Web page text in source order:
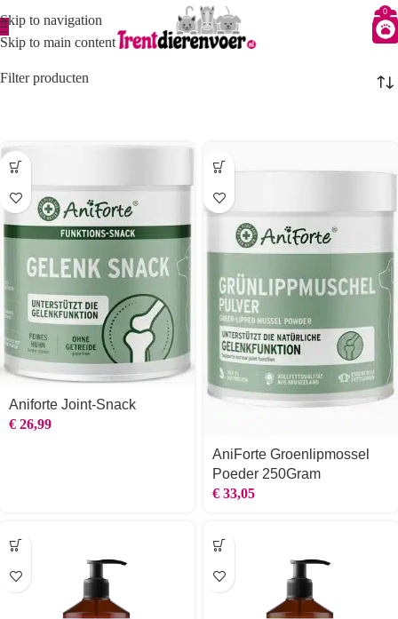
Skip to navigation
Skip to main content
0
Gewrichten
Filter producten
Aniforte Joint-Snack
€ 26,99
AniForte Groenlipmossel
Poeder 250Gram
€ 33,05